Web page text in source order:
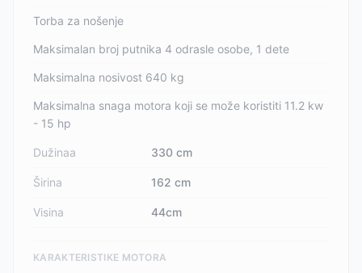
Torba za nošenje
Maksimalan broj putnika 4 odrasle osobe, 1 dete
Maksimalna nosivost 640 kg
Maksimalna snaga motora koji se može koristiti 11.2 kw
- 15 hp
Dužinaa 330 cm
Širina 162 cm
Visina 44cm
KARAKTERISTIKE MOTORA